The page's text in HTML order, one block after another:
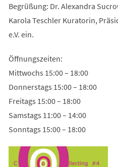
Begrüßung: Dr. Alexandra
Karola Teschler Kuratorin,
e.V. ein.
Öffnungszeiten:
Mittwochs 15:00 – 18:00
Donnerstags 15:00 – 18:00
Freitags 15:00 – 18:00
Samstags 11:00 – 14:00
Sonntags 15:00 – 18:00